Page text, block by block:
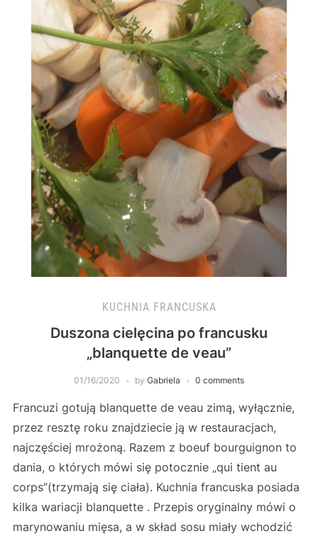
KUCHNIA FRANCUSKA
Duszona cielęcina po francusku
„blanquette de veau”
01/16/2020 by Gabriela 0 comments
Francuzi gotują blanquette de veau zimą, wyłącznie,
przez resztę roku znajdziecie ją w restauracjach,
najczęściej mrożoną. Razem z boeuf bourguignon to
dania, o których mówi się potocznie „qui tient au
corps”(trzymają się ciała). Kuchnia francuska posiada
kilka wariacji blanquette . Przepis oryginalny mówi o
marynowaniu mięsa, a w skład sosu miały wchodzić